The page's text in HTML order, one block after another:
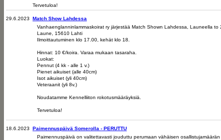
Tervetuloa!
29.6.2023
Match Show Lahdessa
Vanhaenglanninlammaskoirat ry järjestää Match Shown Lahdessa, Launeella
Laune, 15610 Lahti
Ilmoittautuminen klo 17.00, kehät klo 18.
Hinnat: 10 €/koira. Varaa mukaan tasaraha.
Luokat:
Pennut (4 kk - alle 1 v.)
Pienet aikuiset (alle 40cm)
Isot aikuiset (yli 40cm)
Veteraanit (yli 8v.)
Noudatamme Kennelliiton rokotusmääräyksiä.
Tervetuloa!
18.6.2023
Paimennuspäivä Somerolla - PERUTTU
Paimennuspäivä on valitettavasti jouduttu perumaan vähäisen osallistujamäärän